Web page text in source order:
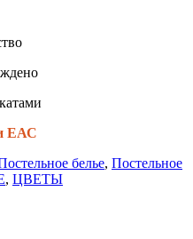
ЕАС
белье, Постельное
, ЦВЕТЫ